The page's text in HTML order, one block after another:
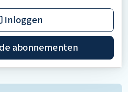
Inloggen
abonnementen